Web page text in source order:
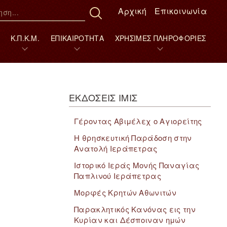
Αρχική Επικοινωνία
Κ.Π.Κ.Μ. ΕΠΙΚΑΙΡΟΤΗΤΑ ΧΡΗΣΙΜΕΣ ΠΛΗΡΟΦΟΡΙΕΣ
ΕΚΔΟΣΕΙΣ ΙΜΙΣ
Γέροντας Αβιμέλεχ ο Αγιορείτης
Η θρησκευτική Παράδοση στην
Ανατολή Ιεράπετρας
Ιστορικό Ιεράς Μονής Παναγίας
Παπλινού Ιεράπετρας
Μορφές Κρητών Αθωνιτών
Παρακλητικός Κανόνας εις την
Κυρίαν και Δέσποιναν ημών